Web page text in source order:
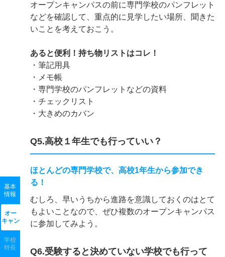
基本
情報
オー
キャン
学校
特長
オープンキャンパスの前に専門学校のパンフレット
などを確認して、重点的に見学したい場所、聞きた
いことを考えておこう。
あると便利！持ち物リストはコレ！
・筆記用具
・メモ帳
・専門学校のパンフレットなどの資料
・チェックリスト
・大きめのカバン
Q5.高校１年生でも行っていい？
ほとんどの専門学校で、高校1年生から参加でき
る！
むしろ、早いうちから進路を意識しておくのはとて
もよいことなので、ぜひ複数のオープンキャンパス
に参加してみよう。
Q6.受験すると決めていない学校でも行って